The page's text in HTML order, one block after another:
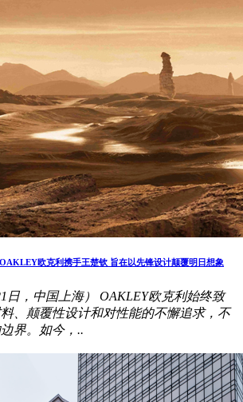
欧克利携手王楚钦 旨在以先锋设计颠覆明日想象
日，中国上海） OAKLEY欧克利始终致
、颠覆性设计和对性能的不懈追求，不
界。如今，..